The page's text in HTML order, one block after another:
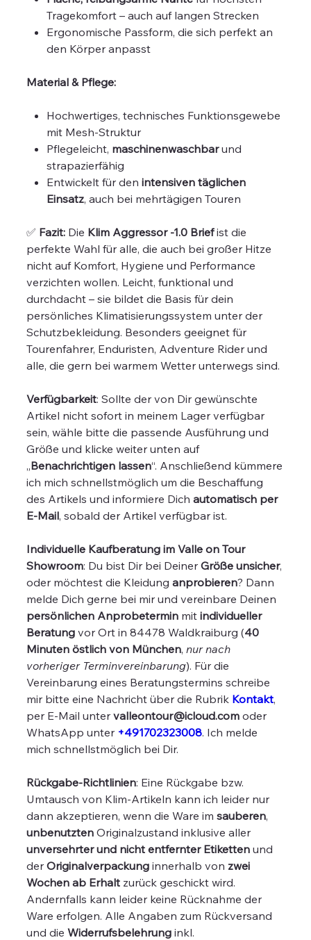
Tragekomfort – auch auf langen Strecken
Ergonomische Passform, die sich perfekt an
den Körper anpasst
Material & Pflege:
Hochwertiges, technisches Funktionsgewebe
mit Mesh-Struktur
Pflegeleicht, maschinenwaschbarund
strapazierfähig
Entwickelt für denintensiven täglichen
Einsatz, auch bei mehrtägigen Touren
✅ Fazit: Die Klim Aggressor -1.0 Briefist die
perfekte Wahl für alle, die auch bei großer Hitze
nicht auf Komfort, Hygiene und Performance
verzichten wollen. Leicht, funktional und
durchdacht – sie bildet die Basis für dein
persönliches Klimatisierungssystem unter der
Schutzbekleidung. Besonders geeignet für
Tourenfahrer, Enduristen, Adventure Rider und
alle, die gern bei warmem Wetter unterwegs sind.
Verfügbarkeit: Sollte der von Dir gewünschte
Artikel nicht sofort in meinem Lager verfügbar
sein, wähle bitte die passende Ausführung und
Größe und klicke weiter unten auf
„Benachrichtigen lassen“. Anschließend kümmere
ich mich schnellstmöglich um die Beschaffung
des Artikels und informiere Dichautomatisch per
E-Mail, sobald der Artikel verfügbar ist.
Individuelle Kaufberatung im Valle on Tour
Showroom: Du bist Dir bei DeinerGröße unsicher,
oder möchtest die Kleidunganprobieren? Dann
melde Dich gerne bei mir und vereinbare Deinen
persönlichen Anprobetermin mitindividueller
Beratung vor Ort in 84478 Waldkraiburg (40
Minuten östlich von München,nur nach
vorheriger Terminvereinbarung). Für die
Vereinbarung eines Beratungstermins schreibe
mir bitte eine Nachricht über die Rubrik Kontakt,
per E-Mail untervalleontour@icloud.com oder
WhatsApp unter +491702323008. Ich melde
mich schnellstmöglich bei Dir.
Rückgabe-Richtlinien: Eine Rückgabe bzw.
Umtausch von Klim-Artikeln kann ich leider nur
dann akzeptieren, wenn die Ware imsauberen,
unbenutzten Originalzustand inklusive aller
unversehrter und nicht entfernter Etiketten und
derOriginalverpackung innerhalb von zwei
Wochen ab Erhalt zurück geschickt wird.
Andernfalls kann leider keine Rücknahme der
Ware erfolgen. Alle Angaben zum Rückversand
und dieWiderrufsbelehrung inkl.